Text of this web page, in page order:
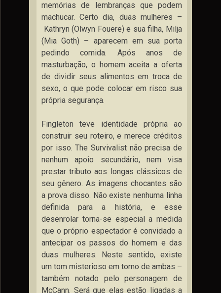
memórias de lembranças que podem
machucar. Certo dia, duas mulheres –
Kathryn (Olwyn Fouere) e sua filha, Milja
(Mia Goth) – aparecem em sua porta
pedindo comida. Após anos de
masturbação, o homem aceita a oferta
de dividir seus alimentos em troca de
sexo, o que pode colocar em risco sua
própria segurança.
Fingleton teve identidade própria ao
construir seu roteiro, e merece créditos
por isso. The Survivalist não precisa de
nenhum apoio secundário, nem visa
prestar tributo aos longas clássicos de
seu gênero. As imagens chocantes são
a prova disso. Não existe nenhuma linha
definida para a história, e esse
desenrolar torna-se especial a medida
que o próprio espectador é convidado a
antecipar os passos do homem e das
duas mulheres. Neste sentido, existe
um tom misterioso em torno de ambas –
também notado pelo personagem de
McCann. Será que elas estão ligadas a